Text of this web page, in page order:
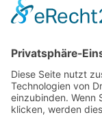
Datenschutz
Widerrufsbelehrung
Bankdaten